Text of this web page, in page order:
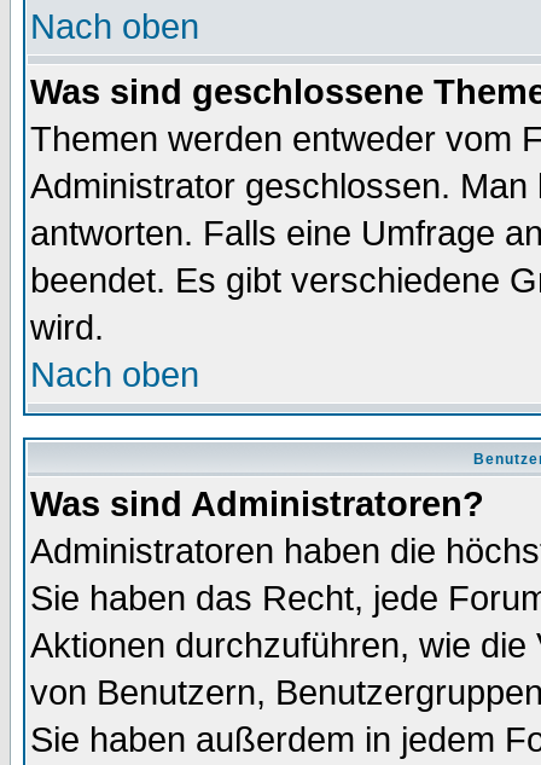
Nach oben
Was sind geschlossene
Themen werden entweder vom
Administrator geschlossen.
antworten. Falls eine Umfrage
beendet. Es gibt verschiedene
wird.
Nach oben
Was sind Administratoren?
Administratoren haben die
Sie haben das Recht, jede
Aktionen durchzuführen, wie
von Benutzern,
Sie haben außerdem in jedem